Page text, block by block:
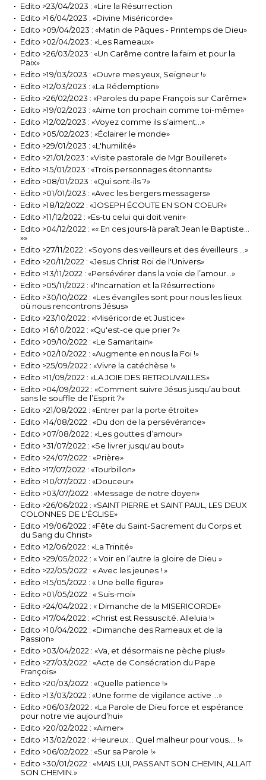
Edito >23/04/2023 : «Lire la Résurrection
Edito >16/04/2023 : «Divine Miséricorde»
Edito >09/04/2023 : «Matin de Pâques - Printemps de Dieu»
Edito >02/04/2023 : «Les Rameaux»
Edito >26/03/2023 : «Un Carême contre la faim et pour la
Paix»
Edito >19/03/2023 : «Ouvre mes yeux, Seigneur !»
Edito >12/03/2023 : «La Rédemption»
Edito >26/02/2023 : «Paroles du pape François sur Carême»
Edito >19/02/2023 : «Aime ton prochain comme toi-même»
Edito >12/02/2023 : «Voyez comme ils s’aiment…»
Edito >05/02/2023 : «Éclairer le monde»
Edito >29/01/2023 : «L'humilité»
Edito >21/01/2023 : «Visite pastorale de Mgr Bouilleret»
Edito >15/01/2023 : «Trois personnages étonnants»
Edito >08/01/2023 : «Qui sont-ils ?»
Edito >01/01/2023 : «Avec les bergers messagers»
Edito >18/12/2022 : «JOSEPH ÉCOUTE EN SON COEUR»
Edito >11/12/2022 : «Es-tu celui qui doit venir»
Edito >04/12/2022 : «« En ces jours-là paraît Jean le Baptiste…
»»
Edito >27/11/2022 : «Soyons des veilleurs et des éveilleurs …»
Edito >20/11/2022 : «Jesus Christ Roi de l'Univers»
Edito >13/11/2022 : «Persévérer dans la voie de l’amour…»
Edito >05/11/2022 : «l'Incarnation et la Résurrection»
Edito >30/10/2022 : «Les évangiles sont pour nous les lieux
où nous rencontrons Jésus»
Edito >23/10/2022 : «Miséricorde et Justice»
Edito >16/10/2022 : «Qu'est-ce que prier ?»
Edito >09/10/2022 : «Le Samaritain»
Edito >02/10/2022 : «Augmente en nous la Foi !»
Edito >25/09/2022 : «Vivre la catéchèse !»
Edito >11/09/2022 : «LA JOIE DES RETROUVAILLES»
Edito >04/09/2022 : «Comment suivre Jésus jusqu’au bout
sans le souffle de l’Esprit ?»
Edito >21/08/2022 : «Entrer par la porte étroite»
Edito >14/08/2022 : «Du don de la persévérance»
Edito >07/08/2022 : «Les gouttes d’amour»
Edito >31/07/2022 : «Se livrer jusqu'au bout»
Edito >24/07/2022 : «Prière»
Edito >17/07/2022 : «Tourbillon»
Edito >10/07/2022 : «Douceur»
Edito >03/07/2022 : «Message de notre doyen»
Edito >26/06/2022 : «SAINT PIERRE et SAINT PAUL, LES DEUX
COLONNES DE L'ÉGLISE»
Edito >19/06/2022 : «Fête du Saint-Sacrement du Corps et
du Sang du Christ»
Edito >12/06/2022 : «La Trinité»
Edito >29/05/2022 : « Voir en l’autre la gloire de Dieu »
Edito >22/05/2022 : « Avec les jeunes ! »
Edito >15/05/2022 : « Une belle figure»
Edito >01/05/2022 : « Suis-moi»
Edito >24/04/2022 : « Dimanche de la MISERICORDE»
Edito >17/04/2022 : «Christ est Ressuscité. Alleluia !»
Edito >10/04/2022 : «Dimanche des Rameaux et de la
Passion»
Edito >03/04/2022 : «Va, et désormais ne pèche plus!»
Edito >27/03/2022 : «Acte de Consécration du Pape
François»
Edito >20/03/2022 : «Quelle patience !»
Edito >13/03/2022 : «Une forme de vigilance active ...»
Edito >06/03/2022 : «La Parole de Dieu force et espérance
pour notre vie aujourd’hui»
Edito >20/02/2022 : «Aimer»
Edito >13/02/2022 : «Heureux… Quel malheur pour vous…. !»
Edito >06/02/2022 : «Sur sa Parole !»
Edito >30/01/2022 : «MAIS LUI, PASSANT SON CHEMIN, ALLAIT
SON CHEMIN.»